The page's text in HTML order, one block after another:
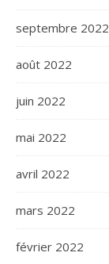
septembre 2022
août 2022
juin 2022
mai 2022
avril 2022
mars 2022
février 2022